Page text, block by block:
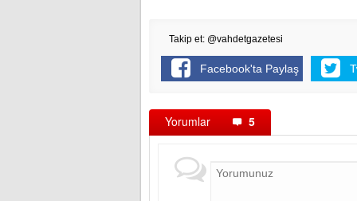
Takip et: @vahdetgazetesi
Facebook'ta Paylaş
Yorumlar 5